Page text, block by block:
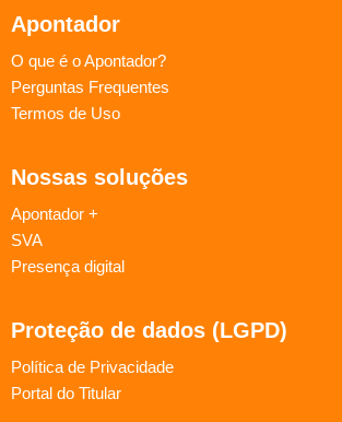
Apontador
O que é o Apontador?
Perguntas Frequentes
Termos de Uso
Nossas soluções
Apontador +
SVA
Presença digital
Proteção de dados (LGPD)
Política de Privacidade
Portal do Titular